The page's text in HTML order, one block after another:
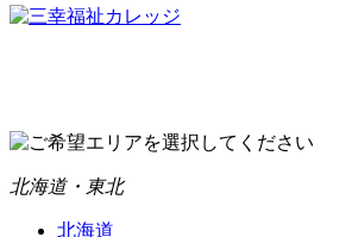
北海道・東北
北海道